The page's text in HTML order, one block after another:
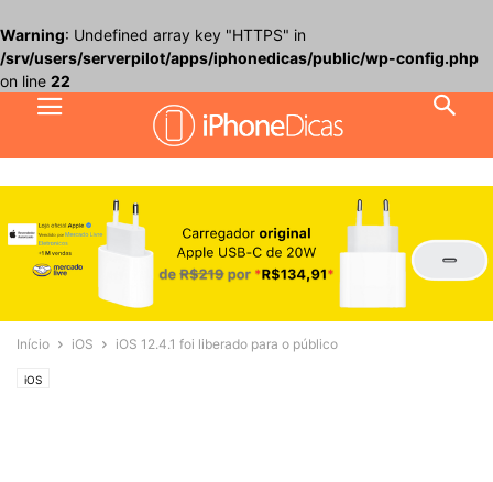
Warning: Undefined array key "HTTPS" in
/srv/users/serverpilot/apps/iphonedicas/public/wp-config.php
on line 22
Início iOS iOS 12.4.1 foi liberado para o público
iOS